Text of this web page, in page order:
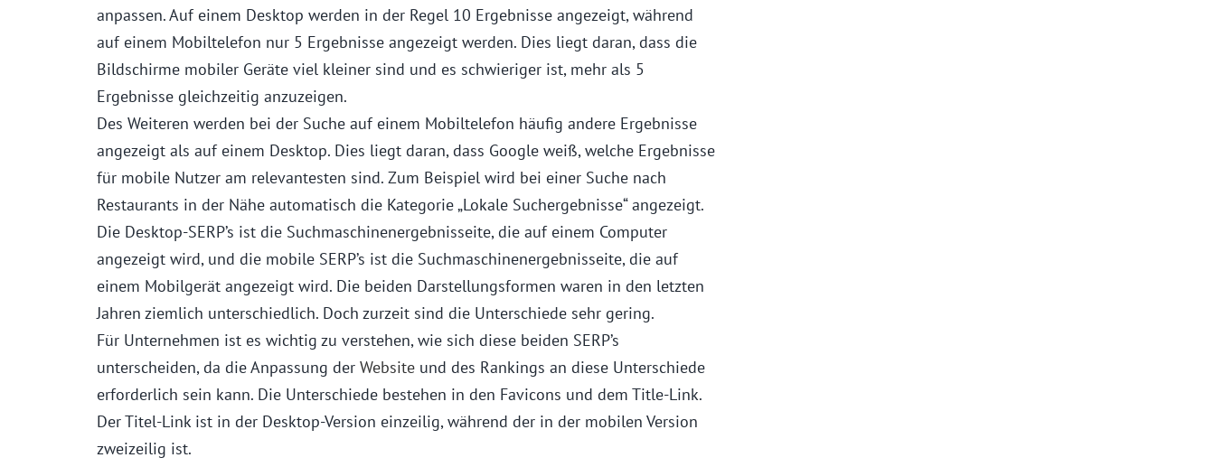
anpassen. Auf einem Desktop werden in der Regel 10 Ergebnisse angezeigt, während
auf einem Mobiltelefon nur 5 Ergebnisse angezeigt werden. Dies liegt daran, dass die
Bildschirme mobiler Geräte viel kleiner sind und es schwieriger ist, mehr als 5
Ergebnisse gleichzeitig anzuzeigen.
Des Weiteren werden bei der Suche auf einem Mobiltelefon häufig andere Ergebnisse
angezeigt als auf einem Desktop. Dies liegt daran, dass Google weiß, welche Ergebnisse
für mobile Nutzer am relevantesten sind. Zum Beispiel wird bei einer Suche nach
Restaurants in der Nähe automatisch die Kategorie „Lokale Suchergebnisse“ angezeigt.
Die Desktop-SERP’s ist die Suchmaschinenergebnisseite, die auf einem Computer
angezeigt wird, und die mobile SERP’s ist die Suchmaschinenergebnisseite, die auf
einem Mobilgerät angezeigt wird. Die beiden Darstellungsformen waren in den letzten
Jahren ziemlich unterschiedlich. Doch zurzeit sind die Unterschiede sehr gering.
Für Unternehmen ist es wichtig zu verstehen, wie sich diese beiden SERP’s
unterscheiden, da die Anpassung derWebsite und des Rankings an diese Unterschiede
erforderlich sein kann. Die Unterschiede bestehen in den Favicons und dem Title-Link.
Der Titel-Link ist in der Desktop-Version einzeilig, während der in der mobilen Version
zweizeilig ist.